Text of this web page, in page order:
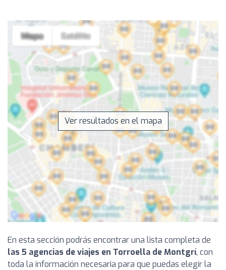
Ver resultados en el mapa
En esta sección podrás encontrar una lista completa de
las 5 agencias de viajes en Torroella de Montgrí, con
toda la información necesaria para que puedas elegir la